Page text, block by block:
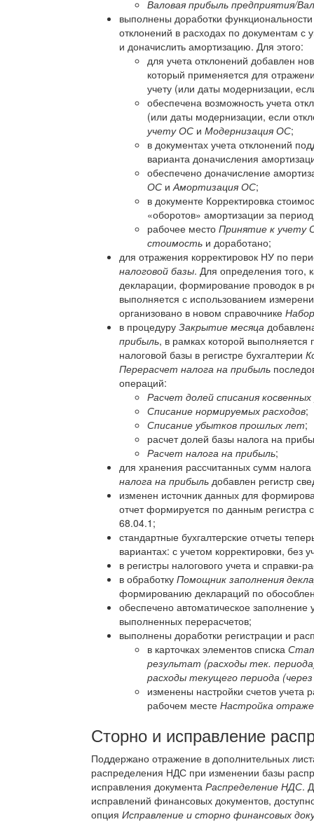
Валовая прибыль предприятия/
выполнены доработки
отклонений в расходах по документам с
и доначислить амортизацию. Для этого:
для учета отклонений добавлен
который применяется для
учету (или даты модернизации,
обеспечена возможность учета
(или даты модернизации, если
учету ОС и Модернизация ОС;
в документах учета отклонений
варианта доначисления
обеспечено доначисление
ОС иАмортизация ОС;
в документе Корректировка
«оборотов» амортизации за
рабочее место Принятие к учету
стоимость и доработано;
для отражения корректировок НУ по
налоговой базы. Для определения того,
декларации, формирование проводок в
выполняется с использованием
организовано в новом справочнике
в процедуру Закрытие месяца
прибыль, в рамках которой
налоговой базы в регистре бухгалтерии
Перерасчет налога на прибыль
операций:
Расчет долей списания косвенных
Списание нормируемых расходов;
Списание убытков прошлых лет;
расчет долей базы налога на
Расчет налога на прибыль;
для хранения рассчитанных сумм
налога на прибыль добавлен регистр
изменен источник данных для
отчет формируется по данным регистра
68.04.1;
стандартные бухгалтерские отчеты
вариантах: с учетом корректировки, без
в регистры налогового учета и справки-
в обработку Помощник заполнения
формированию деклараций по
обеспечено автоматическое
выполненных перерасчетов;
выполнены доработки регистрации и
в карточках элементов списка
результат (расходы тек.
расходы текущего периода
изменены настройки счетов учета
рабочем месте Настройка
Сторно и исправление
Поддержано отражение в дополнительных
распределения НДС при изменении базы
исправления документа Распределение НДС.
исправлений финансовых документов,
опция Исправление и сторно финансовых